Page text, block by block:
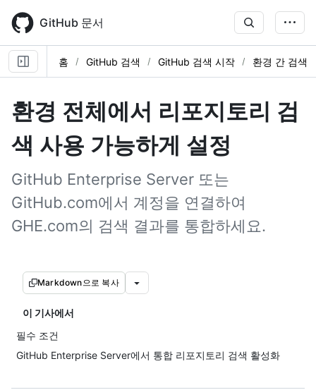
main
content
GitHub 문서
홈 GitHub 검색 GitHub 검색 시작 환경 간 검색
환경 전체에서 리포지토리 검
색 사용 가능하게 설정
GitHub Enterprise Server 또는
GitHub.com에서 계정을 연결하여
GHE.com의 검색 결과를 통합하세요.
Markdown으로 복사
이 기사에서
필수 조건
GitHub Enterprise Server에서 통합 리포지토리 검색 활성화